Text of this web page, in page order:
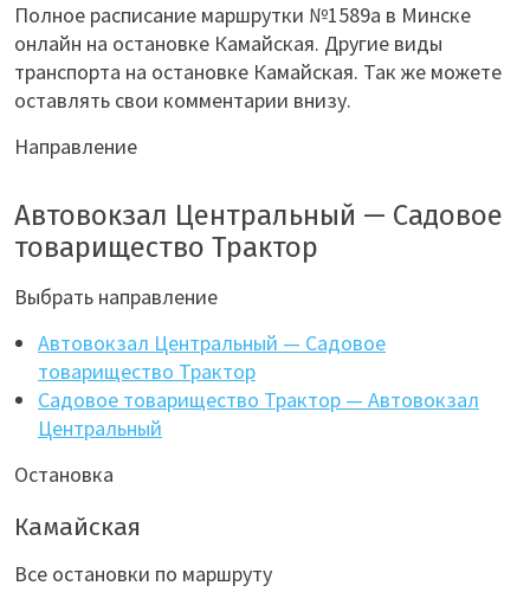
Полное расписание маршрутки №1589а в Минске
онлайн на остановке Камайская. Другие виды
транспорта на остановке Камайская. Так же можете
оставлять свои комментарии внизу.
Направление
Автовокзал Центральный — Садовое
товарищество Трактор
Выбрать направление
Автовокзал Центральный — Садовое
товарищество Трактор
Садовое товарищество Трактор — Автовокзал
Центральный
Остановка
Камайская
Все остановки по маршруту